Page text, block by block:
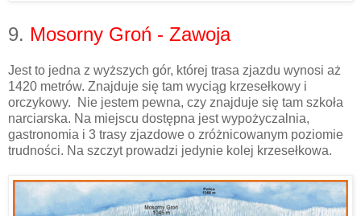
9. Mosorny Groń - Zawoja
Jest to jedna z wyższych gór, której trasa zjazdu wynosi aż
1420 metrów. Znajduje się tam wyciąg krzesełkowy i
orczykowy. Nie jestem pewna, czy znajduje się tam szkoła
narciarska. Na miejscu dostępna jest wypożyczalnia,
gastronomia i 3 trasy zjazdowe o zróżnicowanym poziomie
trudności. Na szczyt prowadzi jedynie kolej krzesełkowa.